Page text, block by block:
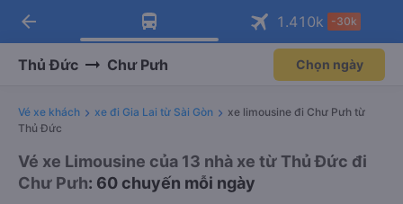
Tải app Vexere ngay!
Nhận ưu đãi thành viên độc
Mở app
Tải app Vexere
-30k/ghế khi đặt vé máy bay qua
Mở app
arrow_back 1.410k -30k
Thủ Đức Chư Pưh Chọn ngày
Vé xe khách xe đi Gia Lai từ Sài Gòn
xe limousine đi Chư Pưh từ
Thủ Đức
Vé xe Limousine của 13 nhà xe từ Thủ Đức đi
Chư Pưh: 60 chuyến mỗi ngày